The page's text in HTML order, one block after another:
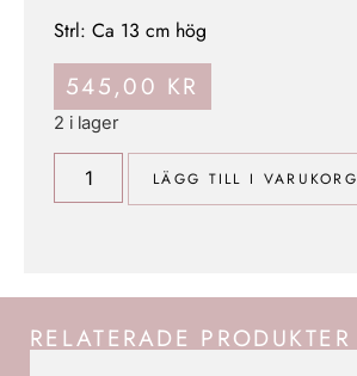
Strl: Ca 13 cm hög
545,00 KR
2 i lager
LÄGG TILL I VARUKORG
RELATERADE PRODUKTER